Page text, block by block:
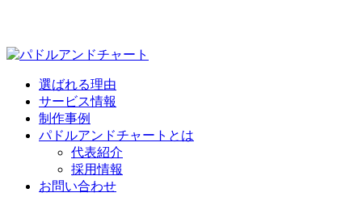
選ばれる理由
サービス情報
制作事例
パドルアンドチャートとは
代表紹介
採用情報
お問い合わせ